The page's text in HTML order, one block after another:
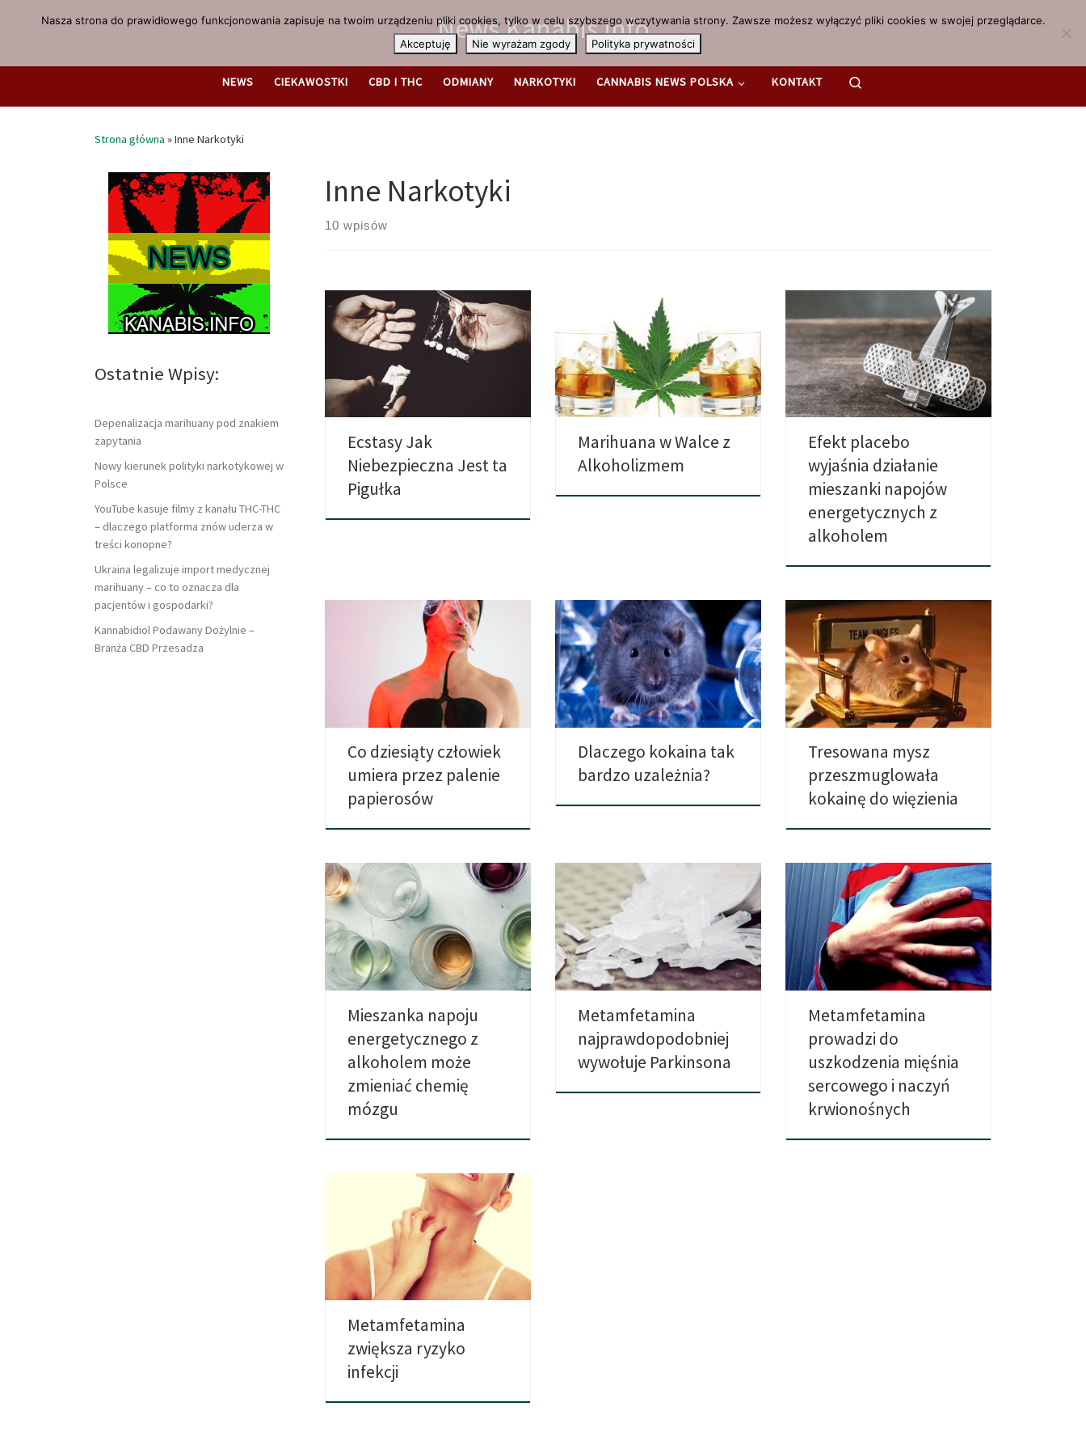
Przejdź do treści News.Kanabis.info
NEWS CIEKAWOSTKI CBD I THC ODMIANY NARKOTYKI CANNABIS NEWS POLSKA KONTAKT
Strona główna »Inne Narkotyki
Inne Narkotyki
10 wpisów
Pigułka Ecstasy może powodować
poważne a nawet śmiertelne
konsekwencje ich […]
Ecstasy Jak
Niebezpieczna Jest ta
Pigułka
W alkoholizmie występują cztery
czynniki ostrzegawcza,
proalkoholowa, przewlekła oraz
krytyczna. […]
Marihuana w Walce z
Alkoholizmem
Niektóre osoby po wypiciu mieszanki
alkoholu z napojem energetycznym
czują […]
Efekt placebo
wyjaśnia działanie
mieszanki napojów
energetycznych z
alkoholem
Szkodliwe skutki palenia tytoniu są
bez wątpienia znane i potwierdzone
Co dziesiąty człowiek
umiera przez palenie
papierosów
Uwolnienie się na stałe od kokainy
jest dla konsumujących często […]
Dlaczego kokaina tak
bardzo uzależnia?
Podczas rutynowej kontroli w jednym
z brazylijskich więzień strażnicy
odkryli […]
Tresowana mysz
przeszmuglowała
kokainę do więzienia
Badania na myszach sugerują, że
spożywanie mieszanek napojów
energetycznych i […]
Mieszanka napoju
energetycznego z
alkoholem może
zmieniać chemię
mózgu
Szybki kick powodowany przez
metamfetaminę może wywoływać
chorobę Parkinsona. W […]
Metamfetamina
najprawdopodobniej
wywołuje Parkinsona
Szybsze bicie serca, wzrost ciśnienia
krwi, zmęczenie znika.
Metamfetamina sięga […]
Metamfetamina
prowadzi do
uszkodzenia mięśnia
sercowego i naczyń
krwionośnych
Aktualny przegląd badań pokazuje
jaki szkodliwy wpływ ma
metamfetamina na […]
Metamfetamina
zwiększa ryzyko
infekcji
Ostatnie Wpisy:
Depenalizacja marihuany pod znakiem
zapytania
Nowy kierunek polityki narkotykowej w
Polsce
YouTube kasuje filmy z kanału THC-THC
– dlaczego platforma znów uderza w
treści konopne?
Ukraina legalizuje import medycznej
marihuany – co to oznacza dla
pacjentów i gospodarki?
Kannabidiol Podawany Dożylnie –
Branża CBD Przesadza
Nasza strona do prawidłowego funkcjonowania zapisuje na twoim urządzeniu pliki cookies, tylko w celu szybszego wczytywania strony. Zawsze możesz wyłączyć pliki cookies w swojej przeglądarce.
Akceptuję
Nie wyrażam zgody Polityka prywatności